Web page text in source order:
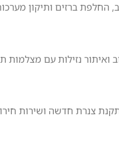
החלפת ברזים ותיקון
ואיתור נזילות עם
צנרת חדשה ושירות